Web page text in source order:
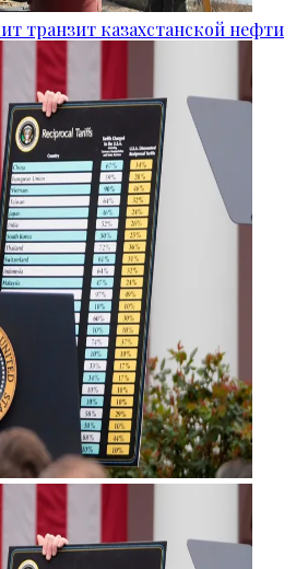
транзит казахстанской нефти